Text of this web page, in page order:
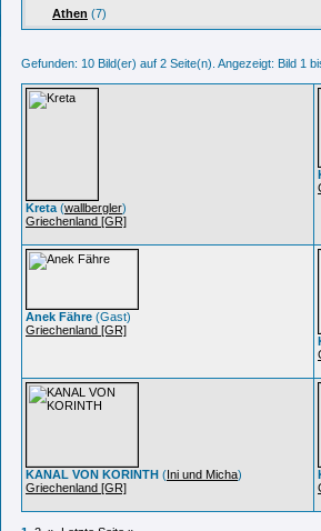
Athen (7)
Gefunden: 10 Bild(er) auf 2 Seite(n). Angezeigt: Bild 1
Kreta (wallbergler)
Griechenland [GR]
Anek Fähre (Gast)
Griechenland [GR]
KANAL VON KORINTH (Ini und Micha)
Griechenland [GR]